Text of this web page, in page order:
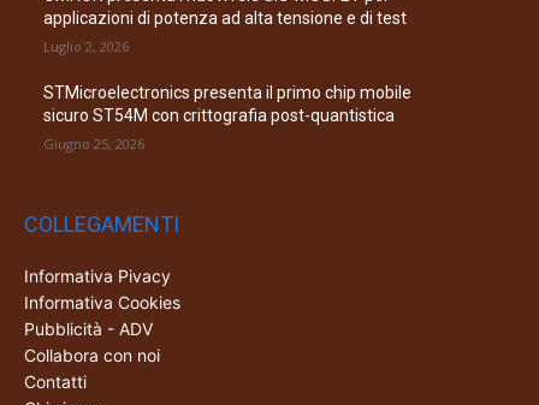
applicazioni di potenza ad alta tensione e di test
Luglio 2, 2026
STMicroelectronics presenta il primo chip mobile
sicuro ST54M con crittografia post-quantistica
Giugno 25, 2026
COLLEGAMENTI
Informativa Pivacy
Informativa Cookies
Pubblicità - ADV
Collabora con noi
Contatti